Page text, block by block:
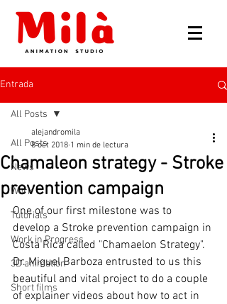
Entrada
All Posts
News
Work
Tutorials
Work in Progress
3D animation
Short films
All Posts
Chamaleon strategy - Stroke
prevention campaign
alejandromila
8 oct 2018 1 min de lectura
One of our first milestone was to
develop a Stroke prevention campaign in
Costa Rica called "Chamaelon Strategy".
Dr. Miguel Barboza entrusted to us this
beautiful and vital project to do a couple
of explainer videos about how to act in